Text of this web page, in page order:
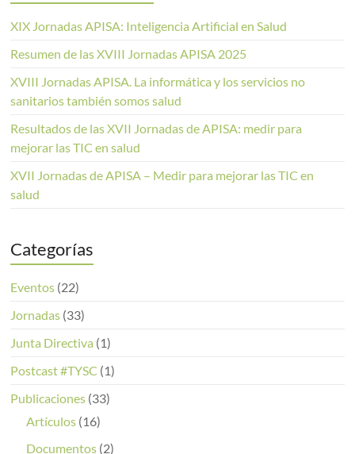
XIX Jornadas APISA: Inteligencia Artificial en Salud
Resumen de las XVIII Jornadas APISA 2025
XVIII Jornadas APISA. La informática y los servicios no
sanitarios también somos salud
Resultados de las XVII Jornadas de APISA: medir para
mejorar las TIC en salud
XVII Jornadas de APISA – Medir para mejorar las TIC en
salud
Categorías
Eventos (22)
Jornadas (33)
Junta Directiva (1)
Postcast #TYSC (1)
Publicaciones (33)
Artículos (16)
Documentos (2)